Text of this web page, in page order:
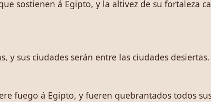
sostienen á Egipto, y la altivez de su fortaleza
y sus ciudades serán entre las ciudades desiertas.
fuego á Egipto, y fueren quebrantados todos